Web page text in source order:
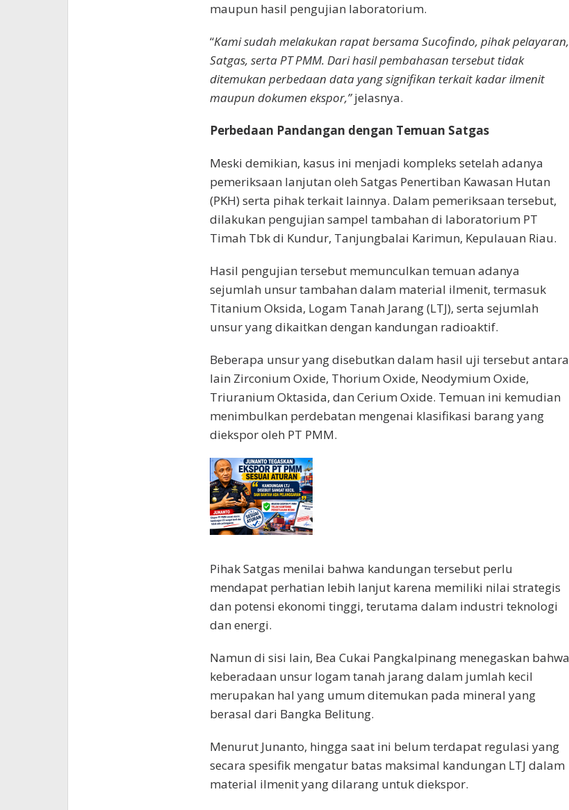
maupun hasil pengujian laboratorium.
“Kami sudah melakukan rapat bersama Sucofindo, pihak pelayaran,
Satgas, serta PT PMM. Dari hasil pembahasan tersebut tidak
ditemukan perbedaan data yang signifikan terkait kadar ilmenit
maupun dokumen ekspor,”jelasnya.
Perbedaan Pandangan dengan Temuan Satgas
Meski demikian, kasus ini menjadi kompleks setelah adanya
pemeriksaan lanjutan oleh Satgas Penertiban Kawasan Hutan
(PKH) serta pihak terkait lainnya. Dalam pemeriksaan tersebut,
dilakukan pengujian sampel tambahan di laboratorium PT
Timah Tbk di Kundur, Tanjungbalai Karimun, Kepulauan Riau.
Hasil pengujian tersebut memunculkan temuan adanya
sejumlah unsur tambahan dalam material ilmenit, termasuk
Titanium Oksida, Logam Tanah Jarang (LTJ), serta sejumlah
unsur yang dikaitkan dengan kandungan radioaktif.
Beberapa unsur yang disebutkan dalam hasil uji tersebut antara
lain Zirconium Oxide, Thorium Oxide, Neodymium Oxide,
Triuranium Oktasida, dan Cerium Oxide. Temuan ini kemudian
menimbulkan perdebatan mengenai klasifikasi barang yang
diekspor oleh PT PMM.
Pihak Satgas menilai bahwa kandungan tersebut perlu
mendapat perhatian lebih lanjut karena memiliki nilai strategis
dan potensi ekonomi tinggi, terutama dalam industri teknologi
dan energi.
Namun di sisi lain, Bea Cukai Pangkalpinang menegaskan bahwa
keberadaan unsur logam tanah jarang dalam jumlah kecil
merupakan hal yang umum ditemukan pada mineral yang
berasal dari Bangka Belitung.
Menurut Junanto, hingga saat ini belum terdapat regulasi yang
secara spesifik mengatur batas maksimal kandungan LTJ dalam
material ilmenit yang dilarang untuk diekspor.